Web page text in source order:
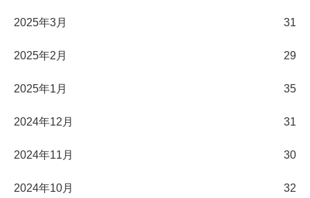
2025年3月 31
2025年2月 29
2025年1月 35
2024年12月 31
2024年11月 30
2024年10月 32